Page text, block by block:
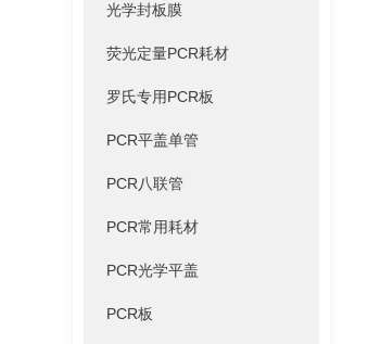
光学封板膜
荧光定量PCR耗材
罗氏专用PCR板
PCR平盖单管
PCR八联管
PCR常用耗材
PCR光学平盖
PCR板